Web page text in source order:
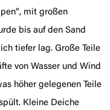
mit großen
bis auf den Sand
tiefer lag. Große Teile
von Wasser und Wind
höher gelegenen Teile
Kleine Deiche